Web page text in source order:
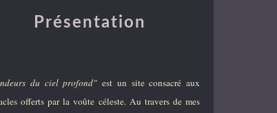
Présentation
du ciel profond" est un site consacré aux
offerts par la voûte céleste. Au travers de mes